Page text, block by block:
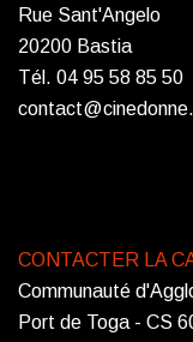
Rue Sant'Angelo
20200 Bastia
Tél. 04 95 58 85 50
CONTACTER LA
Communauté
Port de Toga - CS